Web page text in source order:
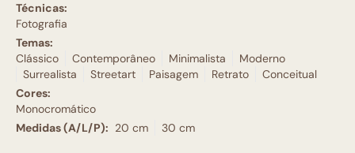
Técnicas:
Fotografia
Temas:
Clássico
Contemporâneo Minimalista
Moderno
Surrealista
Streetart Paisagem Retrato
Conceitual
Cores:
Monocromático
Medidas (A/L/P): 20 cm 30 cm